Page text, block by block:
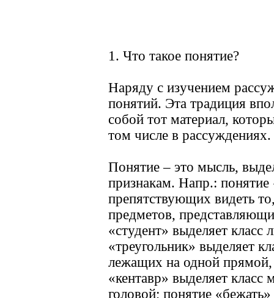
1. Что такое понятие?
Наряду с изучением
понятий. Эта традиция
собой тот материал,
том числе в рассуждениях.
Понятие – это мысль,
признакам. Напр.: понятие
препятствующих видеть
предметов,
«студент» выделяет
«треугольник» выделяет
лежащих на одной прямой,
«кентавр» выделяет
головой; понятие